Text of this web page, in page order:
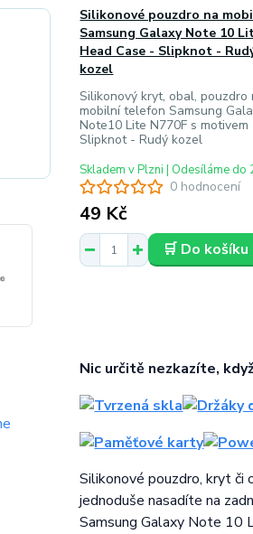
0 hodnocení
Silikonové pouzdro na
Samsung Galaxy Note 10
Head Case - Slipknot -
kozel
Silikonový kryt, obal, pouzdro
mobilní telefon Samsung
Note10 Lite N770F s motivem
Slipknot - Rudý kozel
49 Kč
Skladem v Plzni | Odesíláme do
🛒 Do košíku
Nic určitě nezkazíte,
Silikonové pouzdro, kryt
jednoduše nasadíte na
Samsung Galaxy Note 10